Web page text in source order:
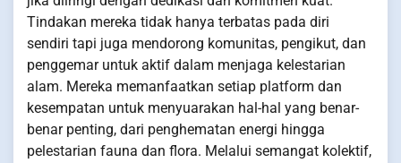
Tindakan mereka tidak hanya terbatas pada diri
sendiri tapi juga mendorong komunitas, pengikut, dan
penggemar untuk aktif dalam menjaga kelestarian
alam. Mereka memanfaatkan setiap platform dan
kesempatan untuk menyuarakan hal-hal yang benar-
benar penting, dari penghematan energi hingga
pelestarian fauna dan flora. Melalui semangat kolektif,